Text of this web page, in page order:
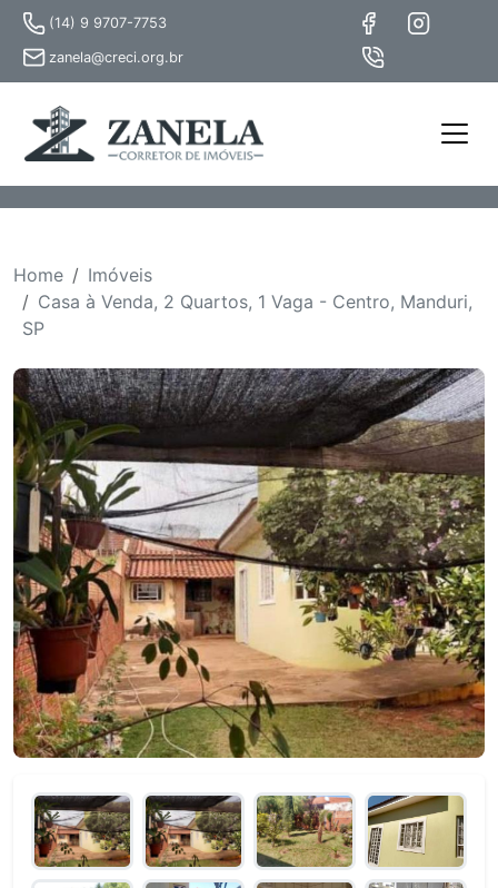
(14) 9 9707-7753
zanela@creci.org.br
Home
Imóveis
Casa à Venda, 2 Quartos, 1 Vaga - Centro, Manduri,
SP